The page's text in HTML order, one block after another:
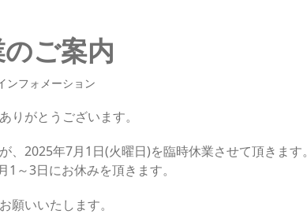
ご案内
ンフォメーション
りがとうございます。
、2025年7月1日(火曜日)を臨時休業させて頂きます。
1～3日にお休みを頂きます。
願いいたします。